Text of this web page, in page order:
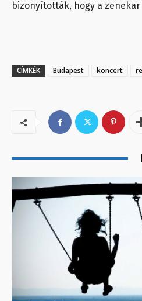
bizonyították, hogy a
CÍMKÉK Budapest koncert